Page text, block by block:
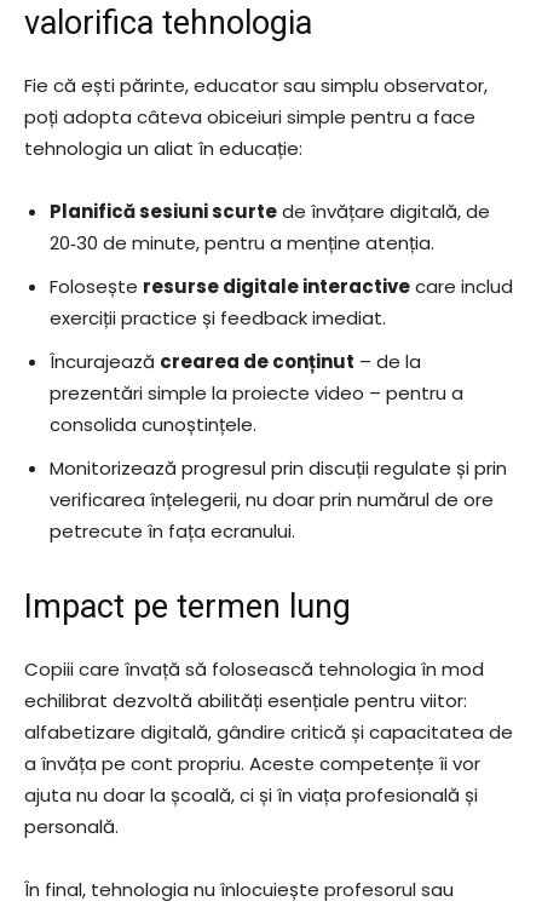
valorifica tehnologia
Fie că ești părinte, educator sau simplu observator,
poți adopta câteva obiceiuri simple pentru a face
tehnologia un aliat în educație:
Planifică sesiuni scurtede învățare digitală, de
20‑30 de minute, pentru a menține atenția.
Folosește resurse digitale interactivecare includ
exerciții practice și feedback imediat.
Încurajează crearea de conținut – de la
prezentări simple la proiecte video – pentru a
consolida cunoștințele.
Monitorizează progresul prin discuții regulate și prin
verificarea înțelegerii, nu doar prin numărul de ore
petrecute în fața ecranului.
Impact pe termen lung
Copiii care învață să folosească tehnologia în mod
echilibrat dezvoltă abilități esențiale pentru viitor:
alfabetizare digitală, gândire critică și capacitatea de
a învăța pe cont propriu. Aceste competențe îi vor
ajuta nu doar la școală, ci și în viața profesională și
personală.
În final, tehnologia nu înlocuiește profesorul sau